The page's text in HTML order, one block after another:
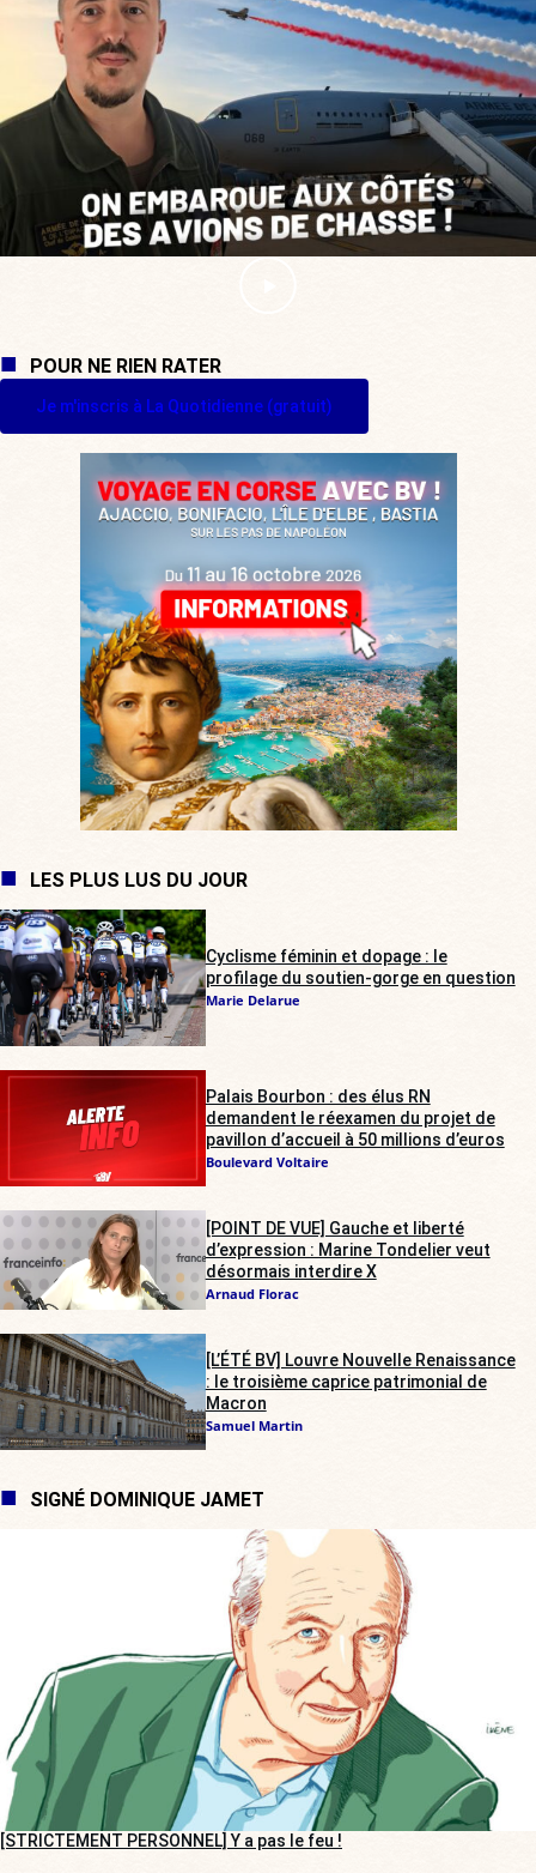
POUR NE RIEN RATER
Je m'inscris à La Quotidienne (gratuit)
LES PLUS LUS DU JOUR
Cyclisme féminin et dopage : le
profilage du soutien-gorge en question
Marie Delarue
Palais Bourbon : des élus RN
demandent le réexamen du projet de
pavillon d’accueil à 50 millions d’euros
Boulevard Voltaire
[POINT DE VUE] Gauche et liberté
d’expression : Marine Tondelier veut
désormais interdire X
Arnaud Florac
[L’ÉTÉ BV] Louvre Nouvelle Renaissance
: le troisième caprice patrimonial de
Macron
Samuel Martin
SIGNÉ DOMINIQUE JAMET
[STRICTEMENT PERSONNEL] Y a pas le feu !